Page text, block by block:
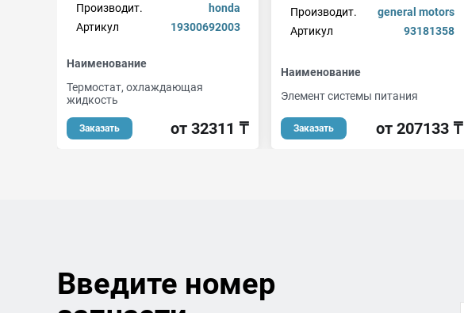
Производит.
honda
Артикул
19300692003
Наименование
Термостат, охлаждающая
жидкость
Заказать от 32311 ₸
Производит.
general motors
Артикул
93181358
Наименование
Элемент системы питания
Заказать от 207133 ₸
Введите номер